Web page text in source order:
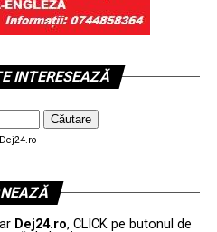
INTERESEAZĂ
Dej24.ro, CLICK pe butonul de